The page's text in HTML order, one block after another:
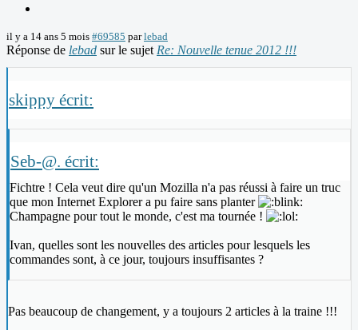
il y a 14 ans 5 mois #69585 parlebad
Réponse de lebad sur le sujet Re: Nouvelle tenue 2012 !!!
skippy écrit:
Seb-@. écrit:
Fichtre ! Cela veut dire qu'un Mozilla n'a pas réussi à faire un truc
que mon Internet Explorer a pu faire sans planter
Champagne pour tout le monde, c'est ma tournée !
Ivan, quelles sont les nouvelles des articles pour lesquels les
commandes sont, à ce jour, toujours insuffisantes ?
Pas beaucoup de changement, y a toujours 2 articles à la traine !!!